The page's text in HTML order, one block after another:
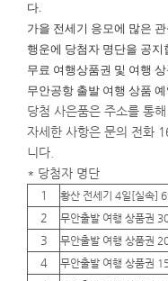
다.
가을 전세기 응모에 많은
행운에 당첨자 명단을 공지
무료 여행상품권 및 여행
무안공항 출발 여행 상품
당첨 사은품은 주소를 통
자세한 사항은 문의 전화
니다.
* 당첨자 명단
1 황산 전세기 4일[실속]
2
무안출발 여행 상품권
3
무안출발 여행 상품권
4
무안출발 여행 상품권